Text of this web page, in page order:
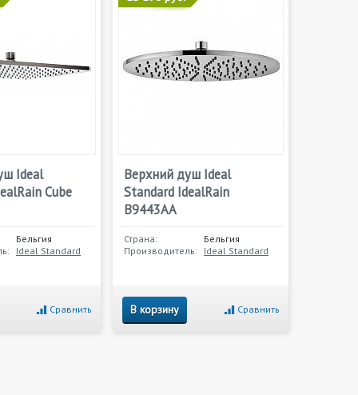
Ideal
Cube
Бельгия
Ideal Standard
Сравнить
Верхний душ Ideal
Standard IdealRain
B9443AA
Страна:
Бельгия
Производитель: Ideal Standard
В корзину Сравнить